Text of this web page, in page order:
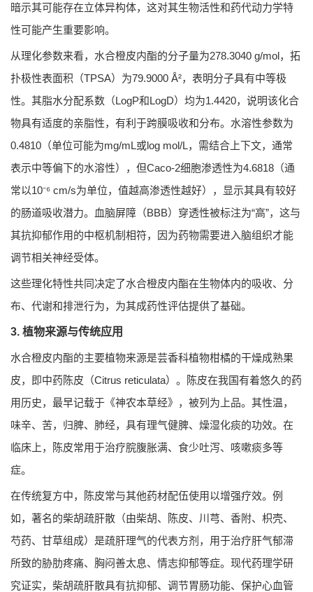
暗示其可能存在立体异构体，这对其生物活性和药代动力学特
性可能产生重要影响。
从理化参数来看，水合橙皮内酯的分子量为278.3040 g/mol，拓
扑极性表面积（TPSA）为79.9000 Å²，表明分子具有中等极
性。其脂水分配系数（LogP和LogD）均为1.4420，说明该化合
物具有适度的亲脂性，有利于跨膜吸收和分布。水溶性参数为
0.4810（单位可能为mg/mL或log mol/L，需结合上下文，通常
表示中等偏下的水溶性），但Caco-2细胞渗透性为4.6818（通
常以10⁻⁶ cm/s为单位，值越高渗透性越好），显示其具有较好
的肠道吸收潜力。血脑屏障（BBB）穿透性被标注为“高”，这与
其抗抑郁作用的中枢机制相符，因为药物需要进入脑组织才能
调节相关神经受体。
这些理化特性共同决定了水合橙皮内酯在生物体内的吸收、分
布、代谢和排泄行为，为其成药性评估提供了基础。
3. 植物来源与传统应用
水合橙皮内酯的主要植物来源是芸香科植物柑橘的干燥成熟果
皮，即中药陈皮（Citrus reticulata）。陈皮在我国有着悠久的药
用历史，最早记载于《神农本草经》，被列为上品。其性温，
味辛、苦，归脾、肺经，具有理气健脾、燥湿化痰的功效。在
临床上，陈皮常用于治疗脘腹胀满、食少吐泻、咳嗽痰多等
症。
在传统复方中，陈皮常与其他药材配伍使用以增强疗效。例
如，著名的柴胡疏肝散（由柴胡、陈皮、川芎、香附、枳壳、
芍药、甘草组成）是疏肝理气的代表方剂，用于治疗肝气郁滞
所致的胁肋疼痛、胸闷善太息、情志抑郁等症。现代药理学研
究证实，柴胡疏肝散具有抗抑郁、调节胃肠功能、保护心血管